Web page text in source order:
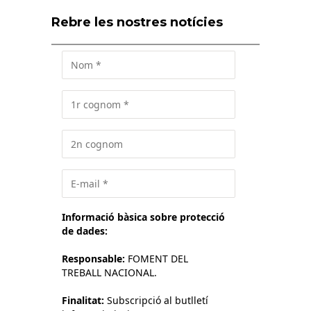
Rebre les nostres notícies
Informació bàsica sobre protecció
de dades:
Responsable: FOMENT DEL
TREBALL NACIONAL.
Finalitat: Subscripció al butlletí